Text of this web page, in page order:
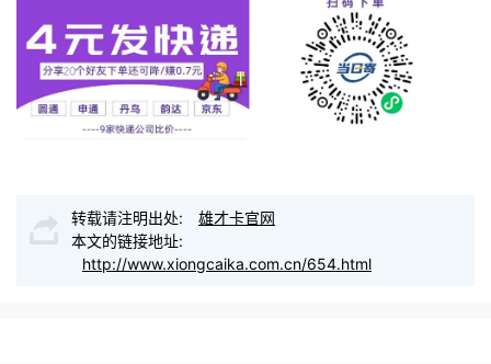
转载请注明出处:
雄才卡官网
本文的链接地址:
http://www.xiongcaika.com.cn/654.html